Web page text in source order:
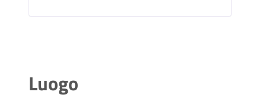
Luogo